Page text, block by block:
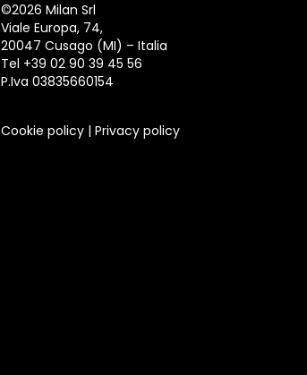
©2026 Milan Srl
Viale Europa, 74,
20047 Cusago (MI) – Italia
Tel +39 02 90 39 45 56
P.Iva 03835660154
Cookie policy | Privacy policy